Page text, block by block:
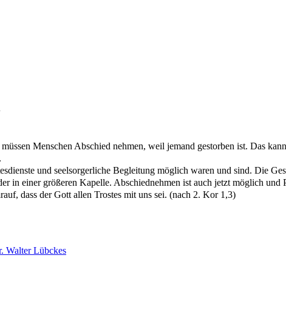
Menschen Abschied nehmen, weil jemand gestorben ist. Das
und seelsorgerliche Begleitung möglich waren und sind. Die
in einer größeren Kapelle. Abschiednehmen ist auch jetzt möglich
dass der Gott allen Trostes mit uns sei. (nach 2. Kor 1,3)
Walter Lübckes